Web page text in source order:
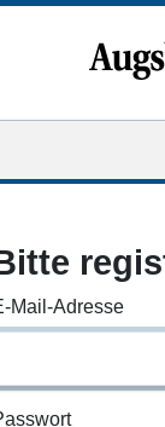
Mail-Adresse